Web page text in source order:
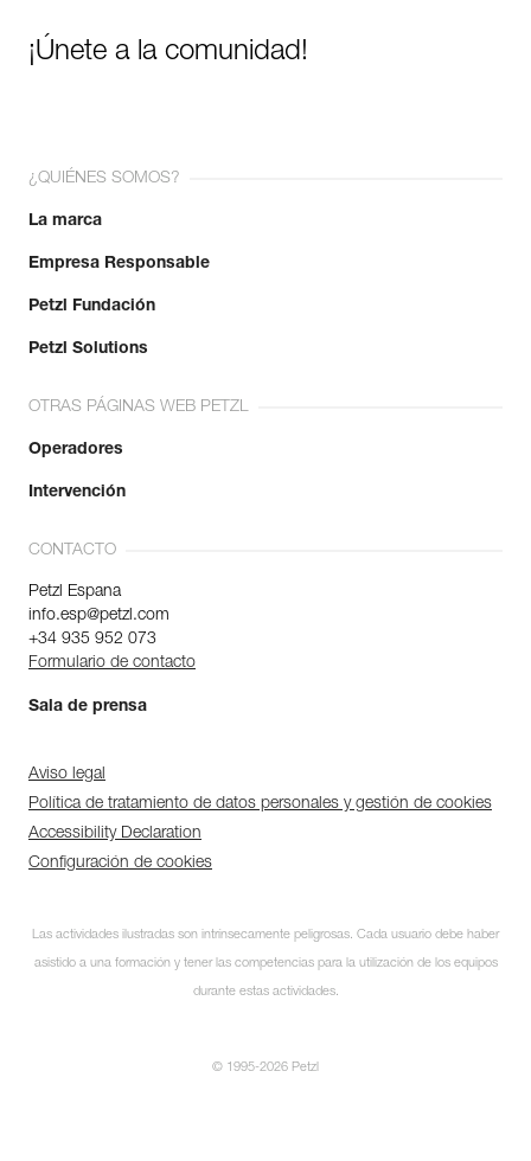
¡Únete a la comunidad!
¿QUIÉNES SOMOS?
La marca
Empresa Responsable
Petzl Fundación
Petzl Solutions
OTRAS PÁGINAS WEB PETZL
Operadores
Intervención
CONTACTO
Petzl Espana
info.esp@petzl.com
+34 935 952 073
Formulario de contacto
Sala de prensa
Aviso legal
Política de tratamiento de datos personales y gestión de cookies
Accessibility Declaration
Configuración de cookies
Las actividades ilustradas son intrínsecamente peligrosas. Cada usuario debe haber
asistido a una formación y tener las competencias para la utilización de los equipos
durante estas actividades.
© 1995-2026 Petzl